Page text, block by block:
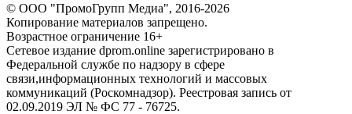
© ООО "ПромоГрупп Медиа", 2016-2026
Копирование материалов запрещено.
Возрастное ограничение 16+
Сетевое издание dprom.online зарегистрировано в
Федеральной службе по надзору в сфере
связи,информационных технологий и массовых
коммуникаций (Роскомнадзор). Реестровая запись от
02.09.2019 ЭЛ № ФС 77 - 76725.